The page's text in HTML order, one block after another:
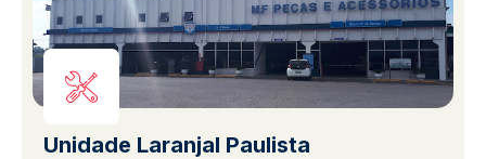
Unidade Laranjal Paulista